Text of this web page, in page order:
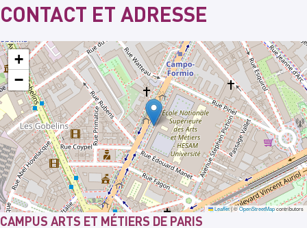
CONTACT ET ADRESSE
+
−
Leaflet|©OpenStreetMapcontributors
CAMPUS ARTS ET MÉTIERS DE PARIS